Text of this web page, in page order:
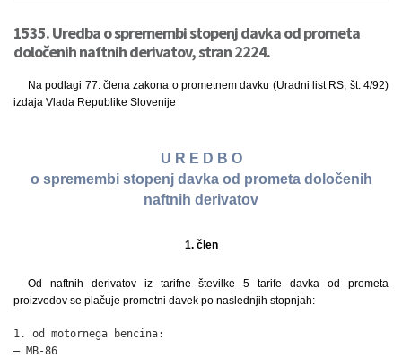
1535. Uredba o spremembi stopenj davka od prometa
določenih naftnih derivatov, stran 2224.
Na podlagi 77. člena zakona o prometnem davku (Uradni list RS, št. 4/92)
izdaja Vlada Republike Slovenije
U R E D B O
o spremembi stopenj davka od prometa določenih
naftnih derivatov
1. člen
Od naftnih derivatov iz tarifne številke 5 tarife davka od prometa
proizvodov se plačuje prometni davek po naslednjih stopnjah:
1. od motornega bencina:
– MB-86